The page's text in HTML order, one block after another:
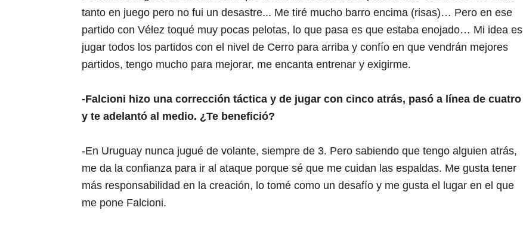
tanto en juego pero no fui un desastre... Me tiré mucho barro encima (risas)… Pero en ese
partido con Vélez toqué muy pocas pelotas, lo que pasa es que estaba enojado… Mi idea es
jugar todos los partidos con el nivel de Cerro para arriba y confío en que vendrán mejores
partidos, tengo mucho para mejorar, me encanta entrenar y exigirme.
-Falcioni hizo una corrección táctica y de jugar con cinco atrás, pasó a línea de cuatro
y te adelantó al medio. ¿Te benefició?
-En Uruguay nunca jugué de volante, siempre de 3. Pero sabiendo que tengo alguien atrás,
me da la confianza para ir al ataque porque sé que me cuidan las espaldas. Me gusta tener
más responsabilidad en la creación, lo tomé como un desafío y me gusta el lugar en el que
me pone Falcioni.